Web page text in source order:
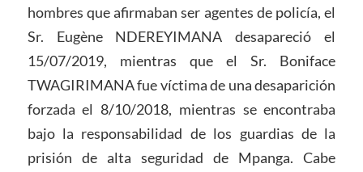
hombres que afirmaban ser agentes de policía, el
Sr. Eugène NDEREYIMANA desapareció el
15/07/2019, mientras que el Sr. Boniface
TWAGIRIMANA fue víctima de una desaparición
forzada el 8/10/2018, mientras se encontraba
bajo la responsabilidad de los guardias de la
prisión de alta seguridad de Mpanga. Cabe